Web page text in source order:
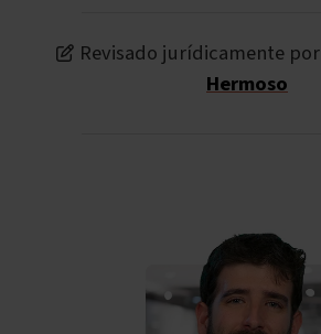
Revisado jurídicamente por
Hermoso